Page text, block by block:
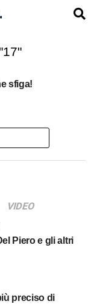
sfiga!
VIDEO
Piero e gli altri
preciso di